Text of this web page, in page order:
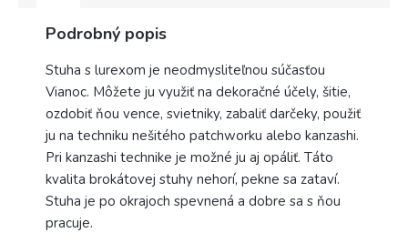
Podrobný popis
Stuha s lurexom je neodmysliteľnou súčasťou
Vianoc. Môžete ju využiť na dekoračné účely, šitie,
ozdobiť ňou vence, svietniky, zabaliť darčeky, použiť
ju na techniku nešitého patchworku alebo kanzashi.
Pri kanzashi technike je možné ju aj opáliť. Táto
kvalita brokátovej stuhy nehorí, pekne sa zataví.
Stuha je po okrajoch spevnená a dobre sa s ňou
pracuje.